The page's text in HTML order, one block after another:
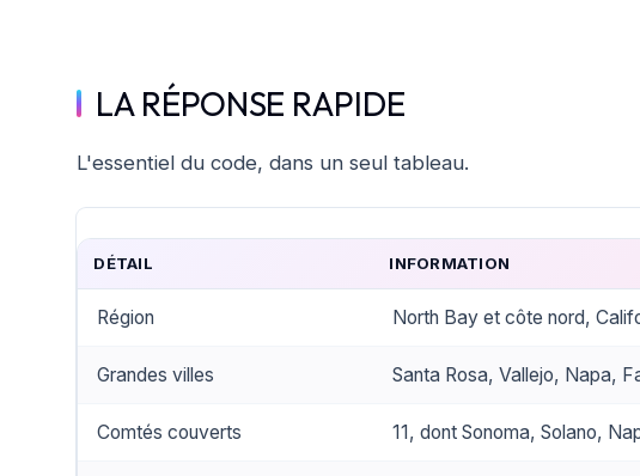
LA RÉPONSE RAPIDE
L'essentiel du code, dans un seul tableau.
DÉTAIL INFORMATION
Région North Bay et côte nord,
Grandes villes Santa Rosa, Vallejo, Napa,
Comtés couverts 11, dont Sonoma, Solano,